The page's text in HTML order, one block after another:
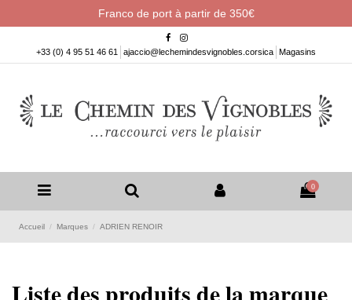
Franco de port à partir de 350€
+33 (0) 4 95 51 46 61 ajaccio@lechemindesvignobles.corsica Magasins
0
Accueil Marques ADRIEN RENOIR
Liste des produits de la marque